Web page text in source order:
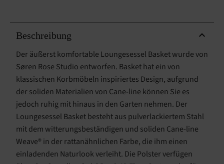
Beschreibung
Der äußerst komfortable Loungesessel Basket wurde von
Søren Rose Studio entworfen. Basket hat ein von
klassischen Korbmöbeln inspiriertes Design, aufgrund
der soliden Materialien von Cane-line können Sie es
jedoch ruhig mit hinaus in den Garten nehmen. Der
Loungesessel Basket besteht aus pulverlackiertem Stahl
mit dem witterungsbeständigen und soliden Cane-line
Weave® in der rattanähnlichen Farbe, die ihm einen
einladenden Naturlook verleiht. Die Polster verfügen